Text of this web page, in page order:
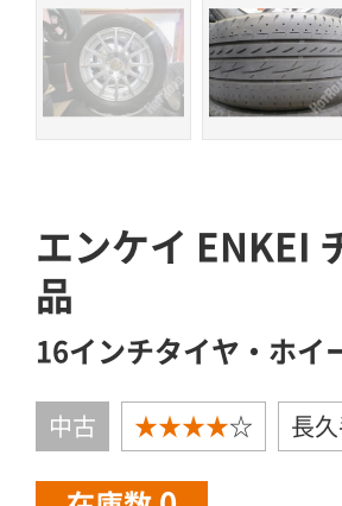
エンケイ ENKEI
品
16インチタイヤ・ホイ
中古 ★★★★☆ 長